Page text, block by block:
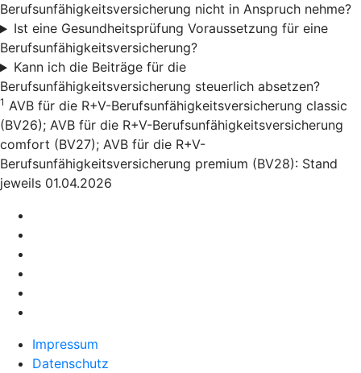
Berufsunfähigkeitsversicherung nicht in Anspruch nehme?
Ist eine Gesundheitsprüfung Voraussetzung für eine
Berufsunfähigkeitsversicherung?
Kann ich die Beiträge für die
Berufsunfähigkeitsversicherung steuerlich absetzen?
1 AVB für die R+V-Berufsunfähigkeitsversicherung classic
(BV26); AVB für die R+V-Berufsunfähigkeitsversicherung
comfort (BV27); AVB für die R+V-
Berufsunfähigkeitsversicherung premium (BV28): Stand
jeweils 01.04.2026
Impressum
Datenschutz